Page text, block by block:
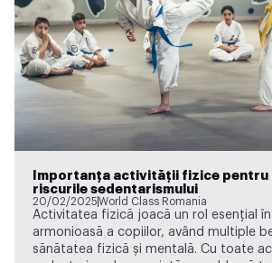
Importanța activității fizice pentru
riscurile sedentarismului
20/02/2025World Class Romania
Activitatea fizică joacă un rol esențial
armonioasă a copiilor, având multiple
sănătatea fizică și mentală. Cu toate